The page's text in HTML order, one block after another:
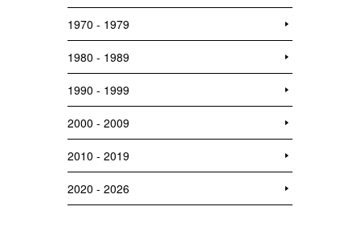
1970 - 1979
1980 - 1989
1990 - 1999
2000 - 2009
2010 - 2019
2020 - 2026